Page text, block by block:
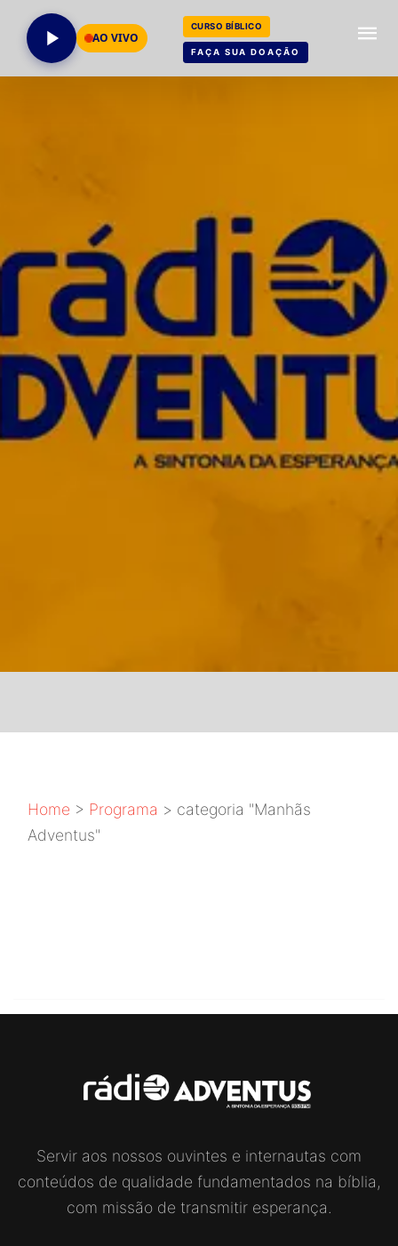
AO VIVO
CURSO BÍBLICO
FAÇA SUA DOAÇÃO
Home > Programa > categoria "Manhãs
Adventus"
Servir aos nossos ouvintes e internautas com
conteúdos de qualidade fundamentados na bíblia,
com missão de transmitir esperança.